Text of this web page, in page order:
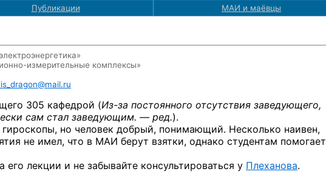
Публикации МАИ и маёвцы
измерительные комплексы»
305 кафедрой (Из-за постоянного отсутствия заведующего,
сам стал заведующим. — ред.).
но человек добрый, понимающий. Несколько наивен,
не имел, что в МАИ берут взятки, однако студентам помогает
его лекции и не забывайте консультироваться у Плеханова.